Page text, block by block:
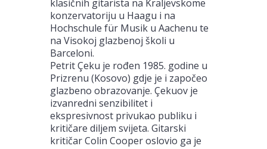
klasičnih gitarista na Kraljevskome
konzervatoriju u Haagu i na
Hochschule für Musik u Aachenu te
na Visokoj glazbenoj školi u
Barceloni.
Petrit Çeku je rođen 1985. godine u
Prizrenu (Kosovo) gdje je i započeo
glazbeno obrazovanje. Çekuov je
izvanredni senzibilitet i
ekspresivnost privukao publiku i
kritičare diljem svijeta. Gitarski
kritičar Colin Cooper oslovio ga je